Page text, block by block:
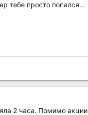
тебе просто попался...
2 часа. Помимо